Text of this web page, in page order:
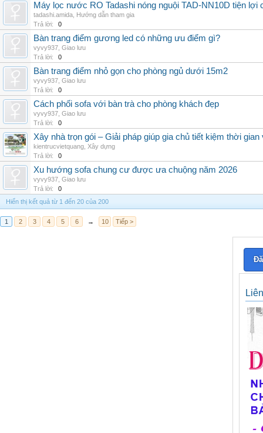
Máy lọc nước RO Tadashi nóng nguội TAD-NN10D tiện lợi
tadashi.amida Hướng dẫn tham gia
Trả lời:
0
Bàn trang điểm gương led có những ưu điểm gì?
vyvy937 Giao lưu
Trả lời:
0
Bàn trang điểm nhỏ gọn cho phòng ngủ dưới 15m2
vyvy937 Giao lưu
Trả lời:
0
Cách phối sofa với bàn trà cho phòng khách đẹp
vyvy937 Giao lưu
Trả lời:
0
Xây nhà trọn gói – Giải pháp giúp gia chủ tiết kiệm thời
kientrucvietquang Xây dựng
Trả lời:
0
Xu hướng sofa chung cư được ưa chuộng năm 2026
vyvy937 Giao lưu
Trả lời:
0
Hiển thị kết quả từ 1 đến 20 của 200
1 2 3 4 5 6 → 10 Tiếp >